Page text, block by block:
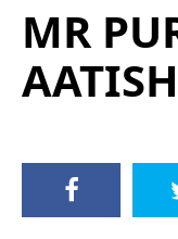
MR
AATISH